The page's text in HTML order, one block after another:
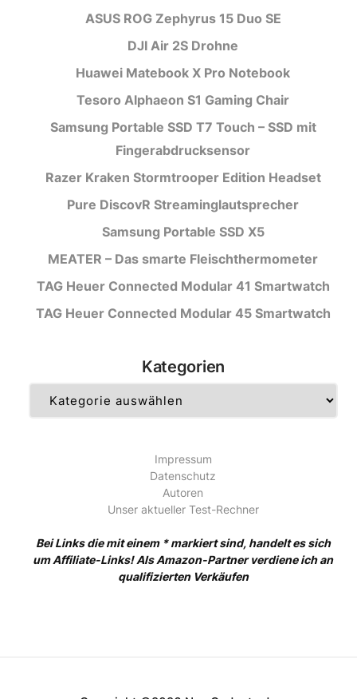
ASUS ROG Zephyrus 15 Duo SE
DJI Air 2S Drohne
Huawei Matebook X Pro Notebook
Tesoro Alphaeon S1 Gaming Chair
Samsung Portable SSD T7 Touch – SSD mit
Fingerabdrucksensor
Razer Kraken Stormtrooper Edition Headset
Pure DiscovR Streaminglautsprecher
Samsung Portable SSD X5
MEATER – Das smarte Fleischthermometer
TAG Heuer Connected Modular 41 Smartwatch
TAG Heuer Connected Modular 45 Smartwatch
Kategorien
Impressum
Datenschutz
Autoren
Unser aktueller Test-Rechner
Bei Links die mit einem * markiert sind, handelt es sich
um Affiliate-Links! Als Amazon-Partner verdiene ich an
qualifizierten Verkäufen